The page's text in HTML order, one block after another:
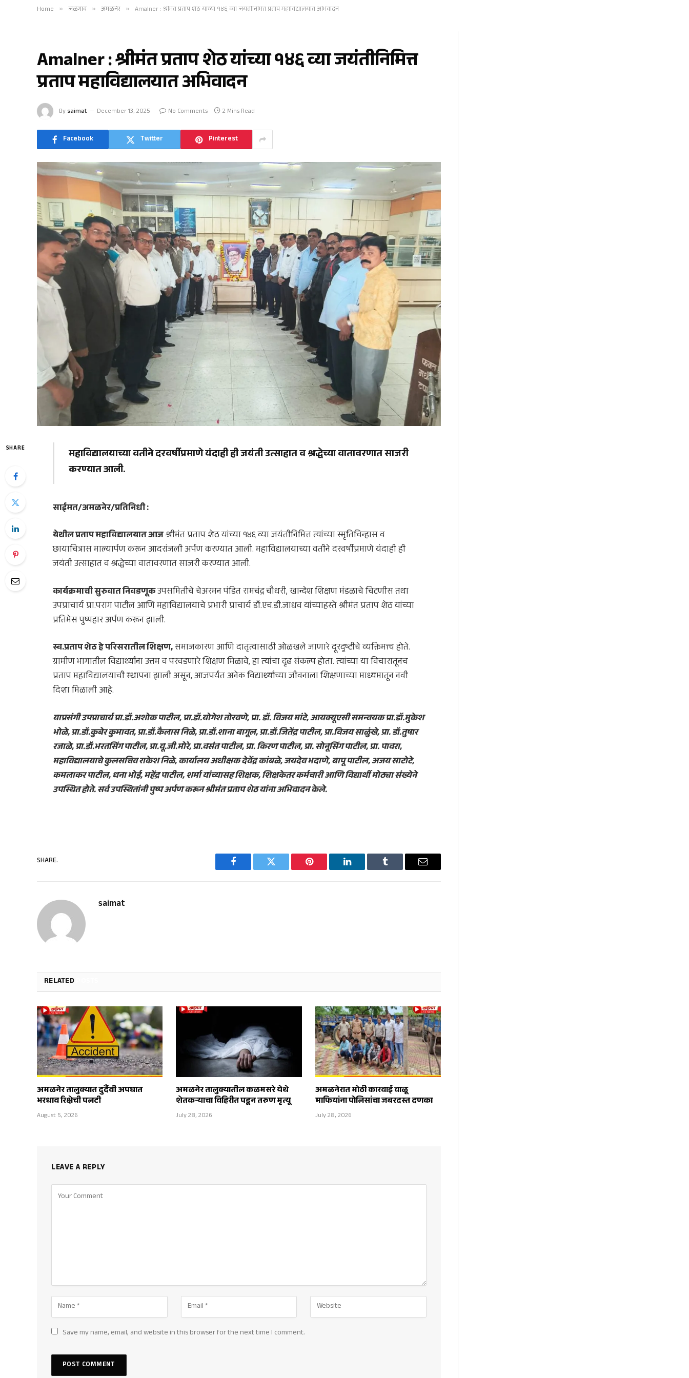
Home » जळगाव » अमळनेर » Amalner : श्रीमंत प्रताप शेठ यांच्या १४६ व्या जयंतीनिमित्त प्रताप महाविद्यालयात अभिवादन
Amalner : श्रीमंत प्रताप शेठ यांच्या १४६ व्या जयंतीनिमित्त
प्रताप महाविद्यालयात अभिवादन
By saimat December 13, 2025 No Comments 2 Mins Read
Facebook Twitter Pinterest
SHARE
महाविद्यालयाच्या वतीने दरवर्षीप्रमाणे यंदाही ही जयंती उत्साहात व श्रद्धेच्या वातावरणात साजरी
करण्यात आली.
साईमत/अमळनेर/प्रतिनिधी :
येथील प्रताप महाविद्यालयात आजश्रीमंत प्रताप शेठ यांच्या १४६ व्या जयंतीनिमित्त त्यांच्या स्मृतिचिन्हास व
छायाचित्रास माल्यार्पण करून आदरांजली अर्पण करण्यात आली. महाविद्यालयाच्या वतीने दरवर्षीप्रमाणे यंदाही ही
जयंती उत्साहात व श्रद्धेच्या वातावरणात साजरी करण्यात आली.
कार्यक्रमाची सुरुवात निवडणूकउपसमितीचे चेअरमन पंडित रामचंद्र चौधरी, खान्देश शिक्षण मंडळाचे चिटणीस तथा
उपप्राचार्य प्रा.पराग पाटील आणि महाविद्यालयाचे प्रभारी प्राचार्य डॉ.एच.डी.जाधव यांच्याहस्ते श्रीमंत प्रताप शेठ यांच्या
प्रतिमेस पुष्पहार अर्पण करून झाली.
स्व.प्रताप शेठ हे परिसरातील शिक्षण,समाजकारण आणि दातृत्वासाठी ओळखले जाणारे दूरदृष्टीचे व्यक्तिमत्त्व होते.
ग्रामीण भागातील विद्यार्थ्यांना उत्तम व परवडणारे शिक्षण मिळावे, हा त्यांचा दृढ संकल्प होता. त्यांच्या या विचारातूनच
प्रताप महाविद्यालयाची स्थापना झाली असून, आजपर्यंत अनेक विद्यार्थ्यांच्या जीवनाला शिक्षणाच्या माध्यमातून नवी
दिशा मिळाली आहे.
याप्रसंगी उपप्राचार्य प्रा.डॉ.अशोक पाटील, प्रा.डॉ.योगेश तोरवणे, प्रा. डॉ. विजय मांटे, आयक्यूएसी समन्वयक प्रा.डॉ.मुकेश
भोळे, प्रा.डॉ.कुबेर कुमावत, प्रा.डॉ.कैलास निळे, प्रा.डॉ.शाना बागूल, प्रा.डॉ.जितेंद्र पाटील, प्रा.विजय साळुंखे, प्रा. डॉ.तुषार
रजाळे, प्रा.डॉ.भरतसिंग पाटील, प्रा.यू.जी.मोरे, प्रा.वसंत पाटील, प्रा. किरण पाटील, प्रा. सोनूसिंग पाटील, प्रा. पावरा,
महाविद्यालयाचे कुलसचिव राकेश निळे, कार्यालय अधीक्षक देवेंद्र कांबळे, जयदेव भदाणे, बापू पाटील, अजय साटोटे,
कमलाकर पाटील, धना भोई, महेंद्र पाटील, शर्मा यांच्यासह शिक्षक, शिक्षकेतर कर्मचारी आणि विद्यार्थी मोठ्या संख्येने
उपस्थित होते. सर्व उपस्थितांनी पुष्प अर्पण करून श्रीमंत प्रताप शेठ यांना अभिवादन केले.
SHARE.
Facebook Twitter Pinterest LinkedIn Tumblr Email
saimat
RELATED
अमळनेर तालुक्यात दुर्दैवी अपघात
भरधाव रिक्षेची पलटी
August 5, 2026
अमळनेर तालुक्यातील कळमसरे येथे
शेतकऱ्याचा विहिरीत पडून तरुण मृत्यू
July 28, 2026
अमळनेरात मोठी कारवाई वाळू
माफियांना पोलिसांचा जबरदस्त दणका
July 28, 2026
LEAVE A REPLY
Save my name, email, and website in this browser for the next time I comment.